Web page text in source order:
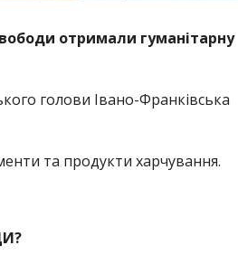
отримали гуманітарну
голови Івано-Франківська
та продукти харчування.